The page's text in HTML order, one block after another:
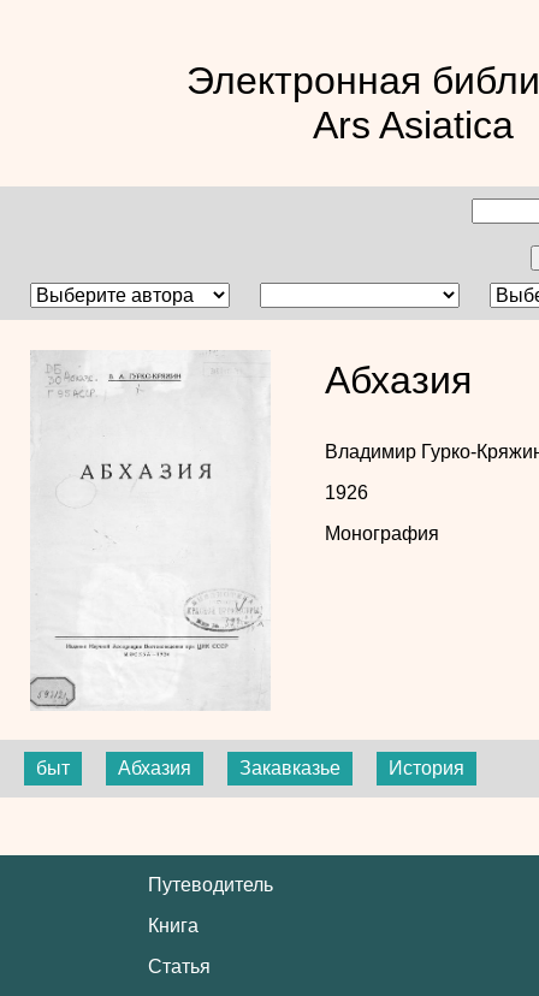
Электронная
Ars Asiatica
Абхазия
Владимир Гурко-
1926
Монография
быт Абхазия Закавказье История
Путеводитель
Книга
Статья